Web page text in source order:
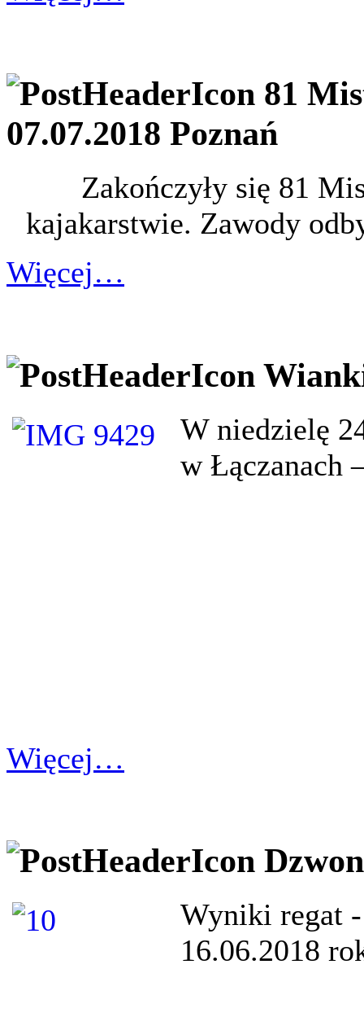
81
07.07.2018 Poznań
Zakończyły się 81
kajakarstwie. Zawody
Więcej…
W niedzielę
w Łączanach
Więcej…
Wyniki regat
16.06.2018